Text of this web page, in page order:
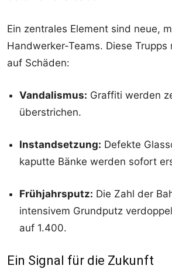
Ein zentrales Element sind neue,
Handwerker-Teams. Diese Trupps
auf Schäden:
Vandalismus: Graffiti werden
überstrichen.
Instandsetzung: Defekte
kaputte Bänke werden sofort
Frühjahrsputz: Die Zahl der
intensivem Grundputz
auf 1.400.
Ein Signal für die Zukunft